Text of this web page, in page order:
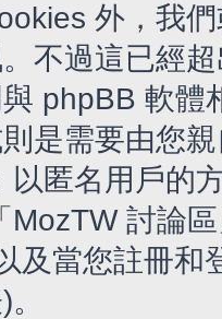
外，我
不過這已經
phpBB 軟體
是需要由您
以匿名用戶的
MozTW 討論
及當您註冊和